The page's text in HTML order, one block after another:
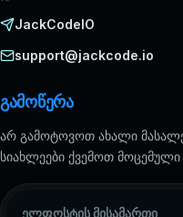
JackCodeIO
support@jackcode.io
გამოწერა
არ გამოტოვოთ ახალი
სიახლეები ქვემოთ